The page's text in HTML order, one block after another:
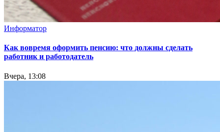
Информатор
Как вовремя оформить пенсию: что должны сделать
работник и работодатель
Вчера, 13:08